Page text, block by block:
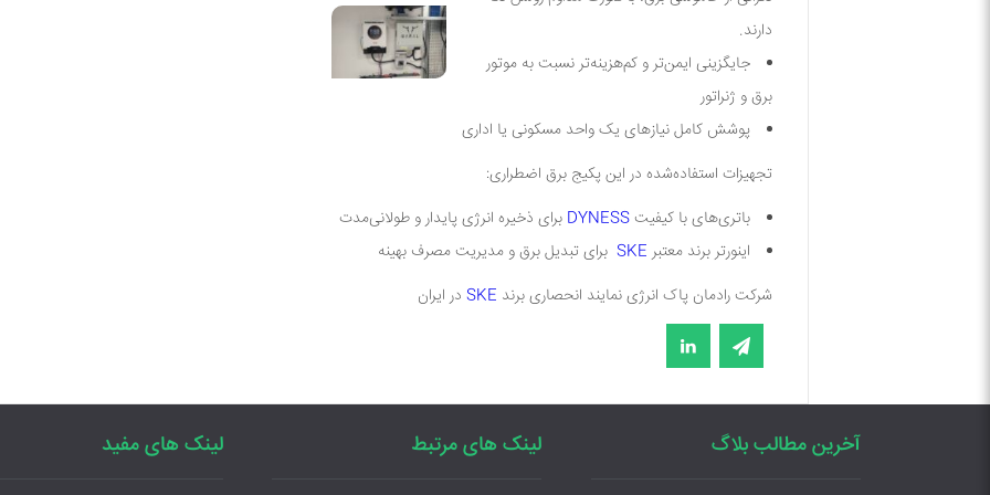
دارند.
جایگزینی ایمن‌تر و کم‌هزینه‌تر نسبت به موتور
برق و ژنراتور
پوشش کامل نیازهای یک واحد مسکونی یا اداری
تجهیزات استفاده‌شده در این پکیج برق اضطراری:
باتری‌های با کیفیتDYNESS برای ذخیره انرژی پایدار و طولانی‌مدت
اینورتر برند معتبر SKE برای تبدیل برق و مدیریت مصرف بهینه
شرکت رادمان پاک انرژی نمایند انحصاری برند SKE در ایران
آخرین مطالب بلاگ لینک های مرتبط لینک های مفید